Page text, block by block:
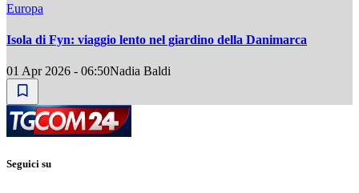
Europa
Isola di Fyn: viaggio lento nel giardino della Danimarca
01 Apr 2026 - 06:50Nadia Baldi
Seguici su